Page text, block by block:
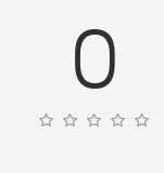
0